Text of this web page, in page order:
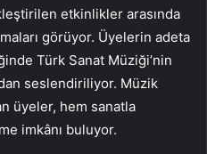
etkinlikler arasında
görüyor. Üyelerin adeta
Türk Sanat Müziği’nin
seslendiriliyor. Müzik
üyeler, hem sanatla
imkânı buluyor.